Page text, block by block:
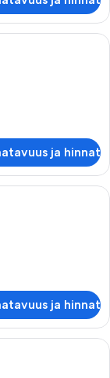
on kaksi sänkyä,
ja hinnat
jossa on kaksi
ja hinnat
jossa on kaksi